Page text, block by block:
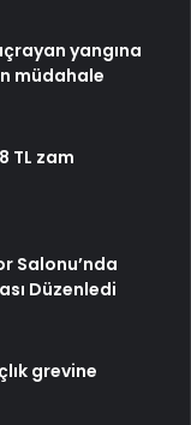
yangına
müdahale
TL zam
Salonu’nda
Düzenledi
grevine